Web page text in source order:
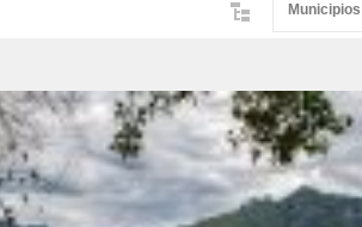
Municipios